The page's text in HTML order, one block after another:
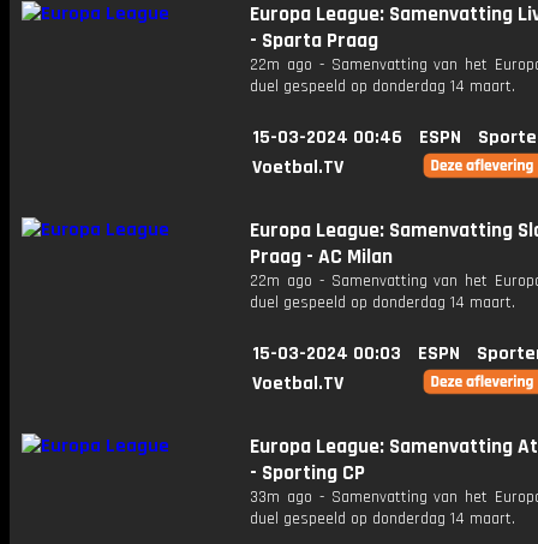
Europa League: Samenvatting
- Sparta Praag
22m ago - Samenvatting van het
duel gespeeld op donderdag 14 maart.
15-03-2024 00:46 ESPN
Voetbal.TV
Europa League: Samenvatting
Praag - AC Milan
22m ago - Samenvatting van het
duel gespeeld op donderdag 14 maart.
15-03-2024 00:03 ESPN
Voetbal.TV
Europa League: Samenvatting
- Sporting CP
33m ago - Samenvatting van het
duel gespeeld op donderdag 14 maart.